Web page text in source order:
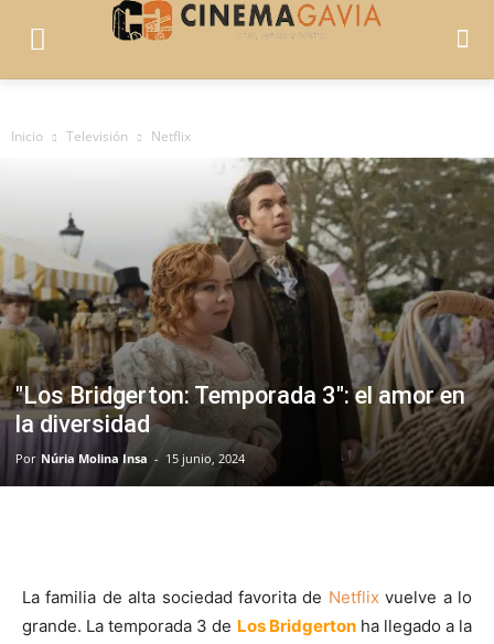
Inicio Televisión Netflix
"Los Bridgerton: Temporada 3": el amor en
la diversidad
Por Núria Molina Insa - 15 junio, 2024
La familia de alta sociedad favorita de Netflixvuelve a lo
grande. La temporada 3 de Los Bridgertonha llegado a la